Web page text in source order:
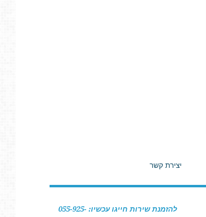
יצירת קשר
להזמנת שירות חייגו עכשיו: 055-925-